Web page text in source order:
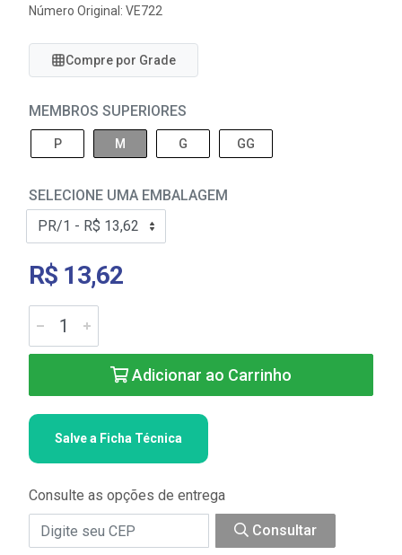
Número Original: VE722
Compre por Grade
MEMBROS SUPERIORES
P M G GG
SELECIONE UMA EMBALAGEM
R$ 13,62
Adicionar ao Carrinho
Salve a Ficha Técnica
Consulte as opções de entrega
Consultar